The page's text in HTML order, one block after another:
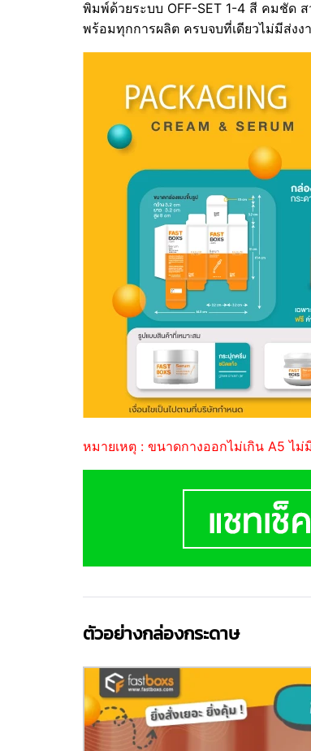
พิมพ์ด้วยระบบ OFF-SET 1-4 สี คมชัด
พร้อมทุกการผลิต ครบจบที่เดียวไม่มีส่ง
หมายเหตุ : ขนาดกางออกไม่เกิน A5 ไม่
ตัวอย่างกล่องกระดาษ